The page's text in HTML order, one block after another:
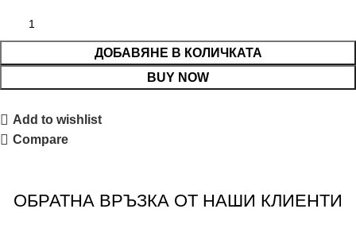
ДОБАВЯНЕ В КОЛИЧКАТА
BUY NOW
Add to wishlist
Compare
ОБРАТНА ВРЪЗКА ОТ НАШИ КЛИЕНТИ